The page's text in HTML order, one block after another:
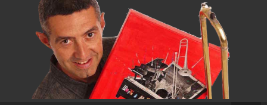
contenido